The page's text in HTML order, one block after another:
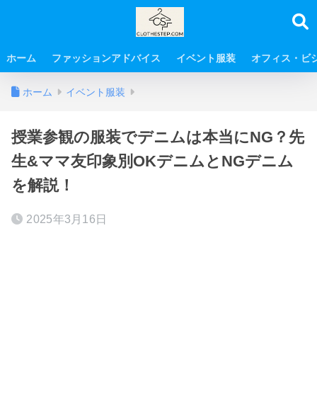
ホーム ファッションアドバイス イベント服装 オフィス・ビ
ホーム イベント服装
授業参観の服装でデニムは本当にNG？先
生&ママ友印象別OKデニムとNGデニム
を解説！
2025年3月16日